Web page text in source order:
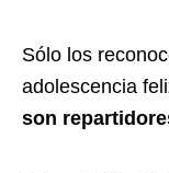
Sólo los
adolescencia
son